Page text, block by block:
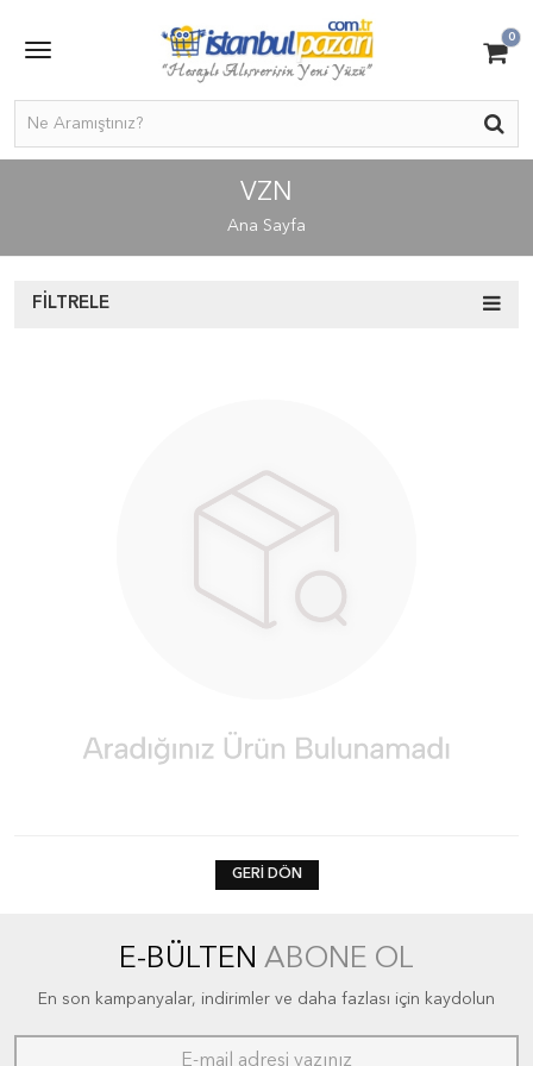
0
VZN
Ana Sayfa
FILTRELE
GERI DÖN
E-BÜLTEN ABONE OL
En son kampanyalar, indirimler ve daha fazlası için kaydolun